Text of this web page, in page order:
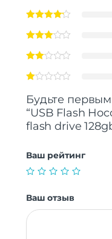
Будьте первым
“USB Flash
flash drive
Ваш рейтинг
Ваш отзыв